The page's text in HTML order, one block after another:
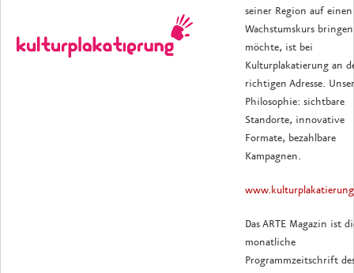
seiner Region auf einen
Wachstumskurs bringen
möchte, ist bei
Kulturplakatierung an
richtigen Adresse.
Philosophie: sichtbare
Standorte, innovative
Formate, bezahlbare
Kampagnen.
Das ARTE Magazin ist
monatliche
Programmzeitschrift